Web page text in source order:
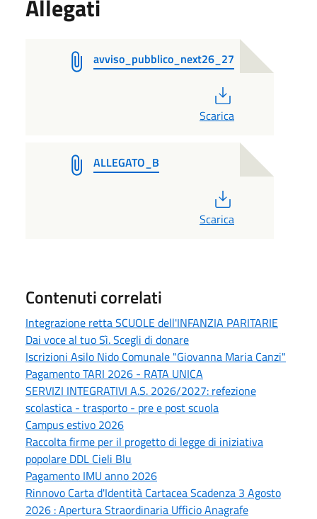
Allegati
avviso_pubblico_next26_27
Scarica
ALLEGATO_B
Scarica
Contenuti correlati
Integrazione retta SCUOLE dell'INFANZIA PARITARIE
Dai voce al tuo Sì. Scegli di donare
Iscrizioni Asilo Nido Comunale "Giovanna Maria Canzi"
Pagamento TARI 2026 - RATA UNICA
SERVIZI INTEGRATIVI A.S. 2026/2027: refezione
scolastica - trasporto - pre e post scuola
Campus estivo 2026
Raccolta firme per il progetto di legge di iniziativa
popolare DDL Cieli Blu
Pagamento IMU anno 2026
Rinnovo Carta d'Identità Cartacea Scadenza 3 Agosto
2026 : Apertura Straordinaria Ufficio Anagrafe